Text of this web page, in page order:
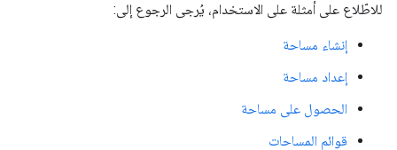
للاطّلاع على أمثلة على الاستخدام، يُرجى الرجوع إلى:
إنشاء مساحة
إعداد مساحة
الحصول على مساحة
قوائم المساحات